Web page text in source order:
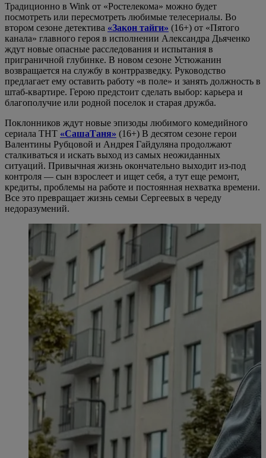
Традиционно в Wink от «Ростелекома» можно будет
посмотреть или пересмотреть любимые телесериалы. Во
втором сезоне детектива «Закон тайги» (16+) от «Пятого
канала» главного героя в исполнении Александра Дьяченко
ждут новые опасные расследования и испытания в
приграничной глубинке. В новом сезоне Устюжанин
возвращается на службу в контрразведку. Руководство
предлагает ему оставить работу «в поле» и занять должность в
штаб-квартире. Герою предстоит сделать выбор: карьера и
благополучие или родной поселок и старая дружба.
Поклонников ждут новые эпизоды любимого комедийного
сериала ТНТ «СашаТаня» (16+) В десятом сезоне герои
Валентины Рубцовой и Андрея Гайдуляна продолжают
сталкиваться и искать выход из самых неожиданных
ситуаций. Привычная жизнь окончательно выходит из-под
контроля — сын взрослеет и ищет себя, а тут еще ремонт,
кредиты, проблемы на работе и постоянная нехватка времени.
Все это превращает жизнь семьи Сергеевых в череду
недоразумений.